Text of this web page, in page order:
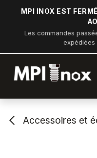
Se rendre au contenu
MPI INOX EST
Les commandes
expédiées
Accessoires et